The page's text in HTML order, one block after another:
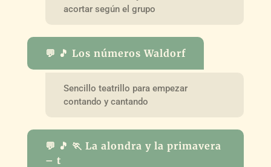
acortar según el grupo
💬 🎵 Los números Waldorf
Sencillo teatrillo para empezar
contando y cantando
💬 🎵 🏃 La alondra y la primavera
– t